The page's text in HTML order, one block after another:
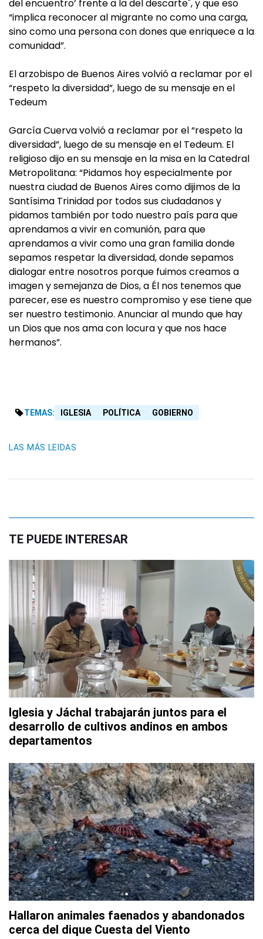
del encuentro’ frente a la del descarte", y que eso
“implica reconocer al migrante no como una carga,
sino como una persona con dones que enriquece a la
comunidad”.
El arzobispo de Buenos Aires volvió a reclamar por el
“respeto la diversidad”, luego de su mensaje en el
Tedeum
García Cuerva volvió a reclamar por el “respeto la
diversidad”, luego de su mensaje en el Tedeum. El
religioso dijo en su mensaje en la misa en la Catedral
Metropolitana: “Pidamos hoy especialmente por
nuestra ciudad de Buenos Aires como dijimos de la
Santísima Trinidad por todos sus ciudadanos y
pidamos también por todo nuestro país para que
aprendamos a vivir en comunión, para que
aprendamos a vivir como una gran familia donde
sepamos respetar la diversidad, donde sepamos
dialogar entre nosotros porque fuimos creamos a
imagen y semejanza de Dios, a Él nos tenemos que
parecer, ese es nuestro compromiso y ese tiene que
ser nuestro testimonio. Anunciar al mundo que hay
un Dios que nos ama con locura y que nos hace
hermanos”.
TEMAS: IGLESIA POLÍTICA GOBIERNO
LAS MÁS LEIDAS
TE PUEDE INTERESAR
Iglesia y Jáchal trabajarán juntos para el
desarrollo de cultivos andinos en ambos
departamentos
Hallaron animales faenados y abandonados
cerca del dique Cuesta del Viento